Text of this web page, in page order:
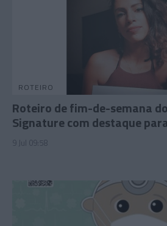
ROTEIRO
Roteiro de fim-de-semana
Signature com destaque
9 Jul 09:58